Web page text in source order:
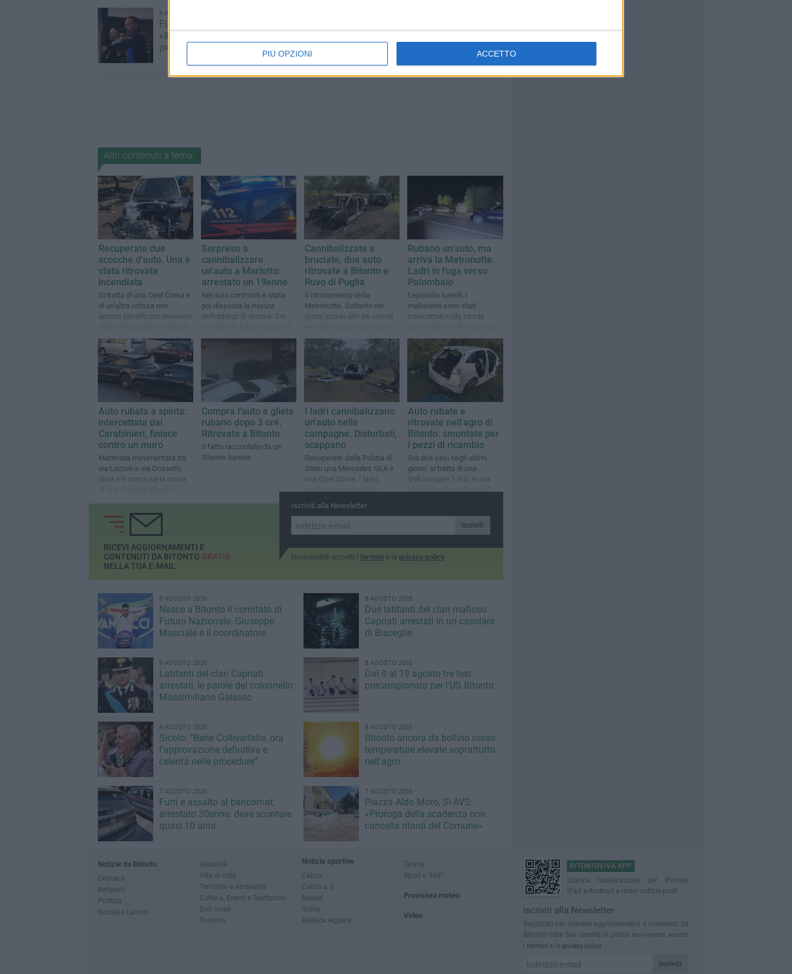
PIÙ OPZIONI ACCETTO
9 AGOSTO 2026
Futsal Bitonto, mister Lodispoto:
«Il nuovo girone C sarà ancora
più equilibrato»
Altri contenuti a tema
Recuperate due
scocche d'auto. Una è
stata ritrovata
incendiata
Si tratta di una Opel Corsa e
di un'altra vettura non
ancora identificata rinvenute
Belvedere
Sorpreso a
cannibalizzare
un'auto a Mariotto:
arrestato un 19enne
Nei suoi confronti è stata
poi disposta la misura
dell'obbligo di dimora. Tre
una Bmw X3 rubata ad
Altamura
Cannibalizzate e
bruciate, due auto
ritrovate a Bitonto e
Ruvo di Puglia
Il ritrovamento della
Metronotte. Soltanto nei
giorni scorsi altri tre veicoli
nella stessa zona
Rubano un'auto, ma
arriva la Metronotte.
Ladri in fuga verso
Palombaio
L'episodio lunedì, i
malviventi sono stati
intercettati sulla strada
una Dacia Sandero
Auto rubata a spinta:
intercettata dai
Carabinieri, finisce
contro un muro
Mattinata movimentata tra
via Lazzati e via Dossetti,
dove s'è conclusa la corsa
uno smartphone
Compra l'auto e gliela
rubano dopo 3 ore.
Ritrovata a Bitonto
Il fatto raccontato da un
30enne barese
I ladri cannibalizzano
un'auto nelle
campagne. Disturbati,
scappano
Recuperate dalla Polizia di
Stato una Mercedes GLA e
una Opel Corsa. I ladri,
quattro, sono riusciti a
fuggire su una Fiat Stilo
Auto rubate e
ritrovate nell'agro di
Bitonto: smontate per
i pezzi di ricambio
Già due casi negli ultimi
giorni: si tratta di una
Volkswagen T-Roc e una
Mercedes-Benz Classe B
Iscriviti alla Newsletter
Iscriviti
Iscrivendoti accetti i termini e la privacy policy
RICEVI AGGIORNAMENTI E
CONTENUTI DA BITONTO GRATIS
NELLA TUA E-MAIL
8 AGOSTO 2026
Nasce a Bitonto il comitato di
Futuro Nazionale. Giuseppe
Masciale è il coordinatore
8 AGOSTO 2026
Due latitanti del clan mafioso
Capriati arrestati in un casolare
di Bisceglie
8 AGOSTO 2026
Latitanti del clan Capriati
arrestati, le parole del colonnello
Massimiliano Galasso
8 AGOSTO 2026
Dal 9 al 19 agosto tre test
precampionato per l'US Bitonto
8 AGOSTO 2026
Sicolo: “Bene Coltivaitalia, ora
l’approvazione definitiva e
celerità nelle procedure”
8 AGOSTO 2026
Bitonto ancora da bollino rosso:
temperature elevate soprattutto
nell'agro
7 AGOSTO 2026
Furti e assalto al bancomat,
arrestato 30enne: deve scontare
quasi 10 anni
7 AGOSTO 2026
Piazza Aldo Moro, SI-AVS:
«Proroga della scadenza non
cancella ritardi del Comune»
Notizie da Bitonto
Cronaca
Religioni
Politica
Scuola e Lavoro
Attualità
Vita di città
Territorio e Ambiente
Cultura, Eventi e Spettacolo
Enti locali
Turismo
Notizie sportive
Calcio
Calcio a 5
Basket
Volley
Atletica leggera
Tennis
Sport a 360°
Previsioni meteo
Video
BITONTOVIVA APP
Scarica l'applicazione per iPhone,
iPad e Android e ricevi notizie push
Iscriviti alla Newsletter
Registrati per ricevere aggiornamenti e contenuti da
Bitonto nella tua casella di posta Iscrivendoti accetti
i termini e la privacy policy
Iscriviti